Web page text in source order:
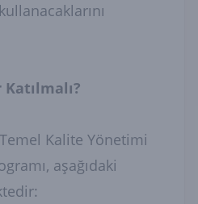
Kalite Yönetimi
aşağıdaki